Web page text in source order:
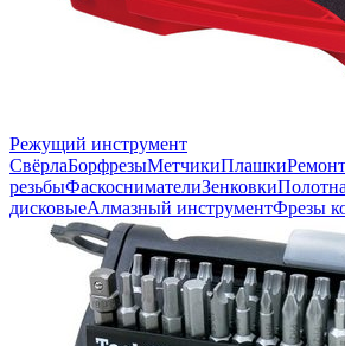
Режущий инструмент
СвёрлаБорфрезыМетчикиПлашкиРемонт
резьбыФаскоснимателиЗенковки
дисковыеАлмазный инструментФрезы